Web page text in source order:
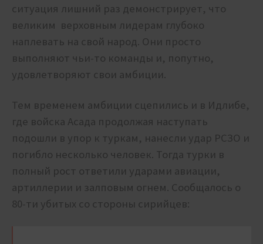
ситуация лишний раз демонстрирует, что
великим верховным лидерам глубоко
наплевать на свой народ. Они просто
выполняют чьи-то команды и, попутно,
удовлетворяют свои амбиции.
Тем временем амбиции сцепились и в Идлибе,
где войска Асада продолжая наступать
подошли в упор к туркам, нанесли удар РСЗО и
погибло несколько человек. Тогда турки в
полный рост ответили ударами авиации,
артиллерии и залповым огнем. Сообщалось о
80-ти убитых со стороны сирийцев: